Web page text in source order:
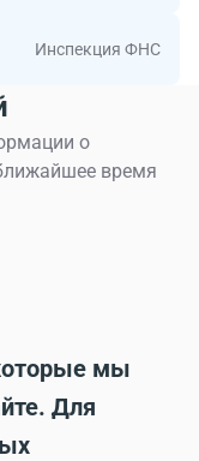
Инспекция ФНС
о
время
мы
Для